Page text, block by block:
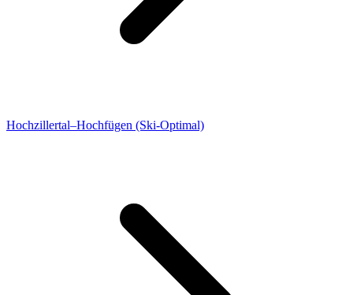
Hochzillertal–Hochfügen (Ski-Optimal)